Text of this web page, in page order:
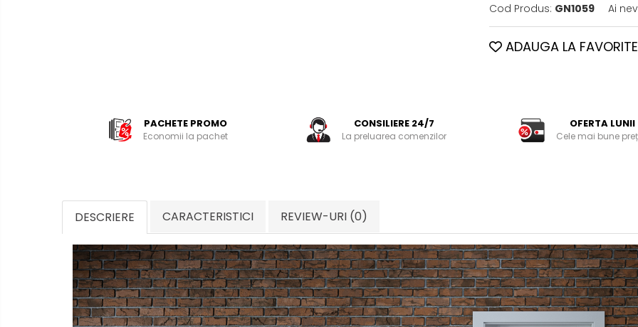
Cod Produs: GN1059 Ai
ADAUGA LA FAVORITE
PACHETE PROMO
Economii la pachet
CONSILIERE 24/7
La preluarea comenzilor
OFERTA LUNII
Cele mai bune
DESCRIERE CARACTERISTICI REVIEW-URI (0)